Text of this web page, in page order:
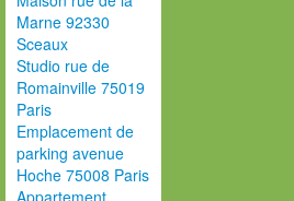
Marne 92330
Sceaux
Studio rue de
Romainville 75019
Paris
Emplacement de
parking avenue
Hoche 75008 Paris
Appartement